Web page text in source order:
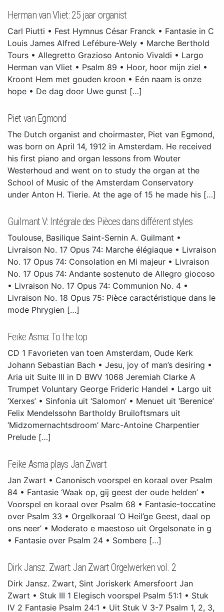
Herman van Vliet: 25 jaar organist
Carl Piutti • Fest Hymnus César Franck • Fantasie in C
Louis James Alfred Lefébure-Wely • Marche Berthold
Tours • Allegretto Grazioso Antonio Vivaldi • Largo
Herman van Vliet • Psalm 89 • Hoor, hoor mijn ziel •
Kroont Hem met gouden kroon • Eén naam is onze
hope • De dag door Uwe gunst […]
Piet van Egmond
The Dutch organist and choirmaster, Piet van Egmond,
was born on April 14, 1912 in Amsterdam. He received
his first piano and organ lessons from Wouter
Westerhoud and went on to study the organ at the
School of Music of the Amsterdam Conservatory
under Anton H. Tierie. At the age of 15 he made his […]
Guilmant V: Intégrale des Pièces dans différent styles
Toulouse, Basilique Saint-Sernin A. Guilmant •
Livraison No. 17 Opus 74: Marche élégiaque • Livraison
No. 17 Opus 74: Consolation en Mi majeur • Livraison
No. 17 Opus 74: Andante sostenuto de Allegro giocoso
• Livraison No. 17 Opus 74: Communion No. 4 •
Livraison No. 18 Opus 75: Pièce caractéristique dans le
mode Phrygien […]
Feike Asma: To the top
CD 1 Favorieten van toen Amsterdam, Oude Kerk
Johann Sebastian Bach • Jesu, joy of man’s desiring •
Aria uit Suite III in D BWV 1068 Jeremiah Clarke A
Trumpet Voluntary George Frideric Handel • Largo uit
‘Xerxes’ • Sinfonia uit ‘Salomon’ • Menuet uit ‘Berenice’
Felix Mendelssohn Bartholdy Bruiloftsmars uit
‘Midzomernachtsdroom’ Marc-Antoine Charpentier
Prelude […]
Feike Asma plays Jan Zwart
Jan Zwart • Canonisch voorspel en koraal over Psalm
84 • Fantasie ‘Waak op, gij geest der oude helden’ •
Voorspel en koraal over Psalm 68 • Fantasie-toccatine
over Psalm 33 • Orgelkoraal ‘O Heil’ge Geest, daal op
ons neer’ • Moderato e maestoso uit Orgelsonate in g
• Fantasie over Psalm 24 • Sombere […]
Dirk Jansz. Zwart: Jan Zwart Orgelwerken vol. 2
Dirk Jansz. Zwart, Sint Joriskerk Amersfoort Jan
Zwart • Stuk III 1 Elegisch voorspel Psalm 51:1 • Stuk
IV 2 Fantasie Psalm 24:1 • Uit Stuk V 3-7 Psalm 1, 2, 3,